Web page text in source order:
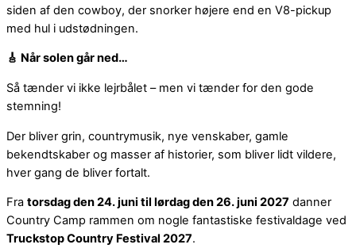
siden af den cowboy, der snorker højere end en V8-pickup
med hul i udstødningen.
🎸 Når solen går ned…
Så tænder vi ikke lejrbålet – men vi tænder for den gode
stemning!
Der bliver grin, countrymusik, nye venskaber, gamle
bekendtskaber og masser af historier, som bliver lidt vildere,
hver gang de bliver fortalt.
Fra torsdag den 24. juni til lørdag den 26. juni 2027 danner
Country Camp rammen om nogle fantastiske festivaldage ved
Truckstop Country Festival 2027.